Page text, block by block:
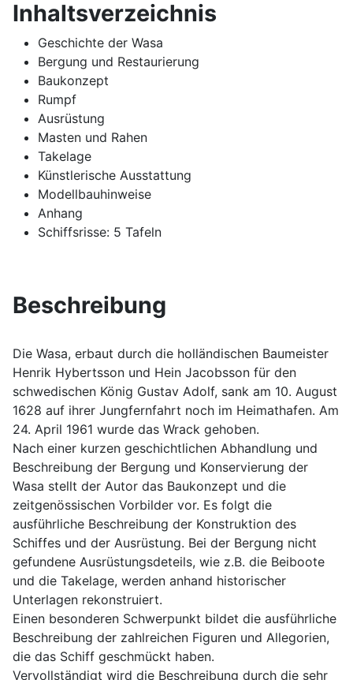
Inhaltsverzeichnis
Geschichte der Wasa
Bergung und Restaurierung
Baukonzept
Rumpf
Ausrüstung
Masten und Rahen
Takelage
Künstlerische Ausstattung
Modellbauhinweise
Anhang
Schiffsrisse: 5 Tafeln
Beschreibung
Die Wasa, erbaut durch die holländischen Baumeister
Henrik Hybertsson und Hein Jacobsson für den
schwedischen König Gustav Adolf, sank am 10. August
1628 auf ihrer Jungfernfahrt noch im Heimathafen. Am
24. April 1961 wurde das Wrack gehoben.
Nach einer kurzen geschichtlichen Abhandlung und
Beschreibung der Bergung und Konservierung der
Wasa stellt der Autor das Baukonzept und die
zeitgenössischen Vorbilder vor. Es folgt die
ausführliche Beschreibung der Konstruktion des
Schiffes und der Ausrüstung. Bei der Bergung nicht
gefundene Ausrüstungsdeteils, wie z.B. die Beiboote
und die Takelage, werden anhand historischer
Unterlagen rekonstruiert.
Einen besonderen Schwerpunkt bildet die ausführliche
Beschreibung der zahlreichen Figuren und Allegorien,
die das Schiff geschmückt haben.
Vervollständigt wird die Beschreibung durch die sehr